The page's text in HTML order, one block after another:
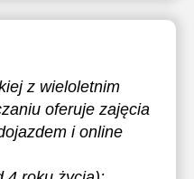
z wieloletnim
oferuje zajęcia
i online